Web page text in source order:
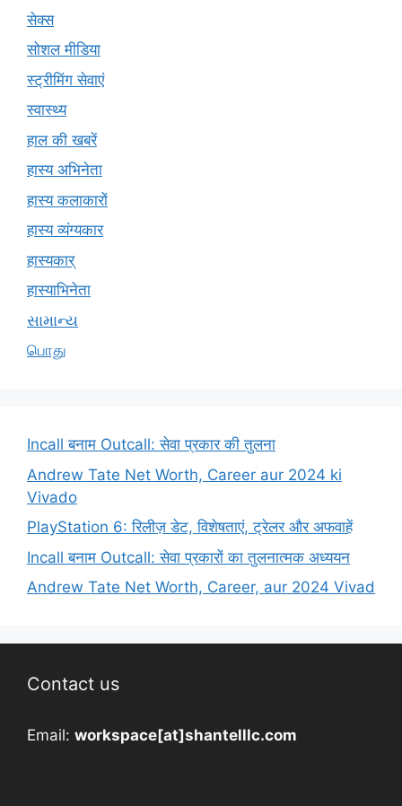
सेक्स
सोशल मीडिया
स्ट्रीमिंग सेवाएं
स्वास्थ्य
हाल की खबरें
हास्य अभिनेता
हास्य कलाकारों
हास्य व्यंग्यकार
हास्यकार्
हास्याभिनेता
સામાન્ય
பொது
Incall बनाम Outcall: सेवा प्रकार की तुलना
Andrew Tate Net Worth, Career aur 2024 ki
Vivado
PlayStation 6: रिलीज़ डेट, विशेषताएं, ट्रेलर और अफवाहें
Incall बनाम Outcall: सेवा प्रकारों का तुलनात्मक अध्ययन
Andrew Tate Net Worth, Career, aur 2024 Vivad
Contact us
Email: workspace[at]shantelllc.com